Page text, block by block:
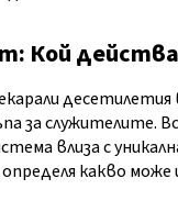
Кой
десетилетия
за служителите.
влиза с
какво може